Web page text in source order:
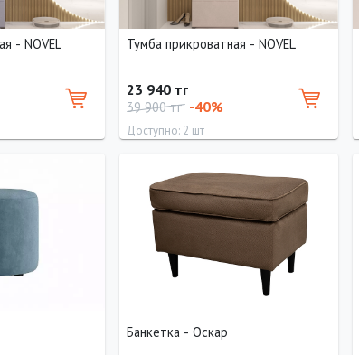
- NOVEL Тумба прикроватная - NOVEL
23 940 тг
39 900 тг -40%
Доступно: 2 шт
40 см
Ширина
40 см
Банкетка - Оскар